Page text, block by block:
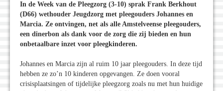
In de Week van de Pleegzorg (3-10) sprak Frank Berkhout
(D66) wethouder Jeugdzorg met pleegouders Johannes en
Marcia. Ze ontvingen, net als alle Amstelveense pleegouders,
een dinerbon als dank voor de zorg die zij bieden en hun
onbetaalbare inzet voor pleegkinderen.
Johannes en Marcia zijn al ruim 10 jaar pleegouders. In deze tijd
hebben ze zo’n 10 kinderen opgevangen. Ze doen vooral
crisisplaatsingen of tijdelijke pleegzorg zoals nu met hun huidige